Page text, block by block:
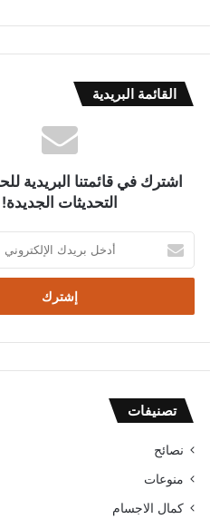
القائمة البريدية
اشترك في قائمتنا البريدية
التحديثات الجديدة!
خ
ب
د
إ
ت
تصنيفات
نصائح
منوعات
كمال الاجسام